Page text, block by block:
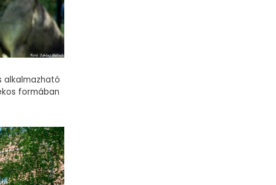
alkalmazható
formában